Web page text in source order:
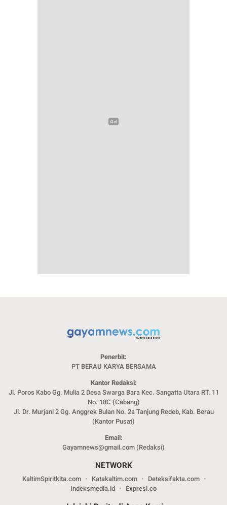
Penerbit:
PT BERAU KARYA BERSAMA
Kantor Redaksi:
Jl. Poros Kabo Gg. Mulia 2 Desa Swarga Bara Kec. Sangatta Utara RT. 11
No. 18C (Cabang)
Jl. Dr. Murjani 2 Gg. Anggrek Bulan No. 2a Tanjung Redeb, Kab. Berau
(Kantor Pusat)
Email:
Gayamnews@gmail.com (Redaksi)
NETWORK
KaltimSpiritkita.com Katakaltim.com
Deteksifakta.com
Indeksmedia.id
Expresi.co